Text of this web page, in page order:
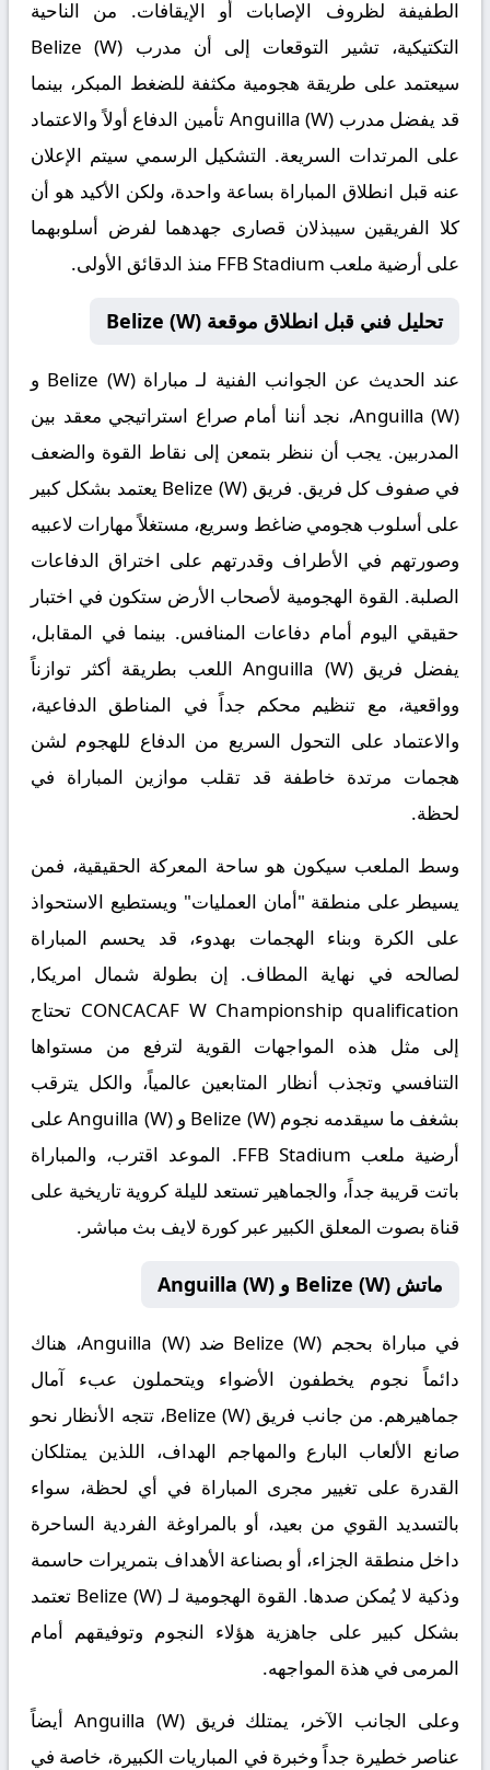
الطفيفة لظروف الإصابات أو الإيقافات. من الناحية
التكتيكية، تشير التوقعات إلى أن مدرب Belize (W)
سيعتمد على طريقة هجومية مكثفة للضغط المبكر، بينما
قد يفضل مدرب Anguilla (W) تأمين الدفاع أولاً والاعتماد
على المرتدات السريعة. التشكيل الرسمي سيتم الإعلان
عنه قبل انطلاق المباراة بساعة واحدة، ولكن الأكيد هو أن
كلا الفريقين سيبذلان قصارى جهدهما لفرض أسلوبهما
على أرضية ملعب FFB Stadium منذ الدقائق الأولى.
تحليل فني قبل انطلاق موقعة Belize (W)
عند الحديث عن الجوانب الفنية لـ
مباراة Belize (W) و
Anguilla (W)، نجد أننا أمام صراع استراتيجي معقد بين
المدربين. يجب أن ننظر بتمعن إلى نقاط القوة والضعف
في صفوف كل فريق. فريق Belize (W) يعتمد بشكل كبير
على أسلوب هجومي ضاغط وسريع، مستغلاً مهارات لاعبيه
وصورتهم في الأطراف وقدرتهم على اختراق الدفاعات
الصلبة. القوة الهجومية لأصحاب الأرض ستكون في اختبار
حقيقي اليوم أمام دفاعات المنافس. بينما في المقابل،
يفضل فريق Anguilla (W) اللعب بطريقة أكثر توازناً
وواقعية، مع تنظيم محكم جداً في المناطق الدفاعية،
والاعتماد على التحول السريع من الدفاع للهجوم لشن
هجمات مرتدة خاطفة قد تقلب موازين المباراة في
لحظة.
وسط الملعب سيكون هو ساحة المعركة الحقيقية، فمن
يسيطر على منطقة "أمان العمليات" ويستطيع الاستحواذ
على الكرة وبناء الهجمات بهدوء، قد يحسم المباراة
لصالحه في نهاية المطاف. إن بطولة شمال امريكا,
CONCACAF W Championship qualification تحتاج
إلى مثل هذه المواجهات القوية لترفع من مستواها
التنافسي وتجذب أنظار المتابعين عالمياً، والكل يترقب
بشغف ما سيقدمه نجوم Belize (W) و Anguilla (W) على
أرضية ملعب FFB Stadium. الموعد اقترب، والمباراة
باتت قريبة جداً، والجماهير تستعد لليلة كروية تاريخية على
قناة بصوت المعلق الكبير عبر كورة لايف بث مباشر .
ماتش Belize (W) و Anguilla (W)
في مباراة بحجم Belize (W) ضد Anguilla (W)
، هناك
دائماً نجوم يخطفون الأضواء ويتحملون عبء آمال
جماهيرهم. من جانب فريق Belize (W)، تتجه الأنظار نحو
صانع الألعاب البارع والمهاجم الهداف، اللذين يمتلكان
القدرة على تغيير مجرى المباراة في أي لحظة، سواء
بالتسديد القوي من بعيد، أو بالمراوغة الفردية الساحرة
داخل منطقة الجزاء، أو بصناعة الأهداف بتمريرات حاسمة
وذكية لا يُمكن صدها. القوة الهجومية لـ Belize (W) تعتمد
بشكل كبير على جاهزية هؤلاء النجوم وتوفيقهم أمام
المرمى في هذة المواجهه.
وعلى الجانب الآخر، يمتلك فريق Anguilla (W) أيضاً
عناصر خطيرة جداً وخبرة في المباريات الكبيرة، خاصة في